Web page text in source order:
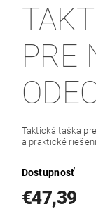
PRE
Taktická taška
a praktické
Dostupnosť
€47,39